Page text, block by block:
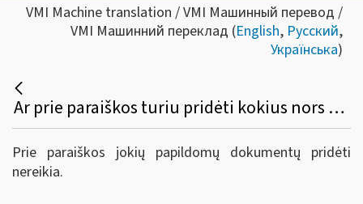
VMI Machine translation / VMI Машинный перевод /
VMI Машинний переклад (English, Русский,
Українська)
Ar prie paraiškos turiu pridėti kokius nors papildomus dokumentus?
Prie paraiškos jokių papildomų dokumentų pridėti
nereikia.